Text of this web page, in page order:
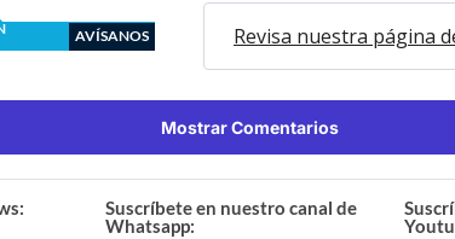
AVÍSANOS Revisa nuestra página
Mostrar Comentarios
Suscríbete en nuestro canal de
Whatsapp: